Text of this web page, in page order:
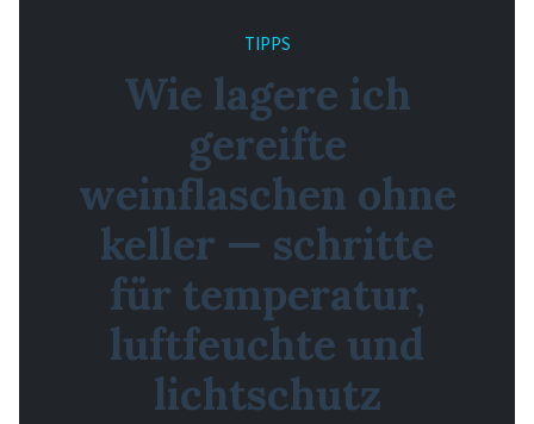
TIPPS
Wie lagere ich
gereifte
weinflaschen ohne
keller — schritte
für temperatur,
luftfeuchte und
lichtschutz